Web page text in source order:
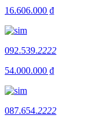
16.606.000 ₫
092.539.2222
54.000.000 ₫
087.654.2222